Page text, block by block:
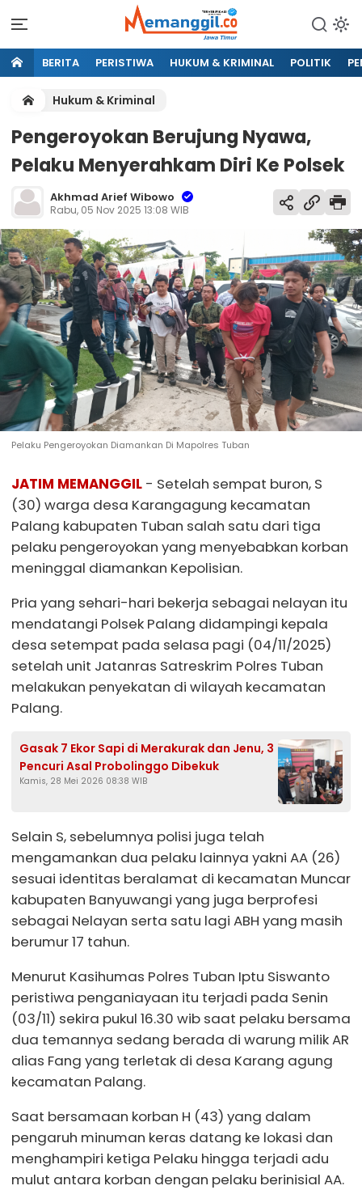
BERITA PERISTIWA HUKUM & KRIMINAL POLITIK
Hukum & Kriminal
Pengeroyokan Berujung Nyawa,
Pelaku Menyerahkam Diri Ke Polsek
Akhmad Arief Wibowo
Rabu, 05 Nov 2025 13:08 WIB
Pelaku Pengeroyokan Diamankan Di Mapolres Tuban
JATIM MEMANGGIL - Setelah sempat buron, S
(30) warga desa Karangagung kecamatan
Palang kabupaten Tuban salah satu dari tiga
pelaku pengeroyokan yang menyebabkan korban
meninggal diamankan Kepolisian.
Pria yang sehari-hari bekerja sebagai nelayan itu
mendatangi Polsek Palang didampingi kepala
desa setempat pada selasa pagi (04/11/2025)
setelah unit Jatanras Satreskrim Polres Tuban
melakukan penyekatan di wilayah kecamatan
Palang.
Gasak 7 Ekor Sapi di Merakurak dan Jenu, 3
Pencuri Asal Probolinggo Dibekuk
Kamis, 28 Mei 2026 08:38 WIB
Selain S, sebelumnya polisi juga telah
mengamankan dua pelaku lainnya yakni AA (26)
sesuai identitas beralamat di kecamatan Muncar
kabupaten Banyuwangi yang juga berprofesi
sebagai Nelayan serta satu lagi ABH yang masih
berumur 17 tahun.
Menurut Kasihumas Polres Tuban Iptu Siswanto
peristiwa penganiayaan itu terjadi pada Senin
(03/11) sekira pukul 16.30 wib saat pelaku bersama
dua temannya sedang berada di warung milik AR
alias Fang yang terletak di desa Karang agung
kecamatan Palang.
Saat bersamaan korban H (43) yang dalam
pengaruh minuman keras datang ke lokasi dan
menghampiri ketiga Pelaku hingga terjadi adu
mulut antara korban dengan pelaku berinisial AA.